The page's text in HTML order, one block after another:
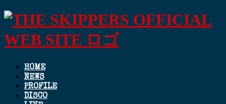
HOME
NEWS
PROFILE
DISCO